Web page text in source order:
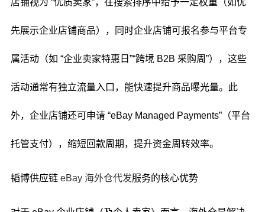
店铺视为 “优质卖家”，在搜索排序中给予一定权重（如优
先展示企业店铺商品），同时企业店铺可报名参与平台专
属活动（如 “企业卖家特惠日”“跨境 B2B 采购周”），这些
活动通常有独立流量入口，能快速提升商品曝光量。此
外，企业店铺还可申请 “eBay Managed Payments”（平台
托管支付），缩短回款周期，提升资金周转效率。
韬博供应链 eBay 海外仓代发服务的核心优势